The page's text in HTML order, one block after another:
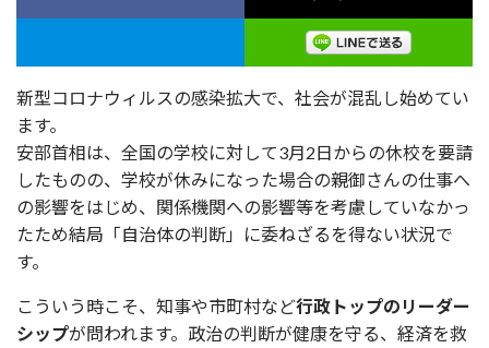
新型コロナウィルスの感染拡大で、社会が混乱し始めてい
ます。
安部首相は、全国の学校に対して3月2日からの休校を要請
したものの、学校が休みになった場合の親御さんの仕事へ
の影響をはじめ、関係機関への影響等を考慮していなかっ
たため結局「自治体の判断」に委ねざるを得ない状況で
す。
こういう時こそ、知事や市町村など行政トップのリーダー
シップが問われます。政治の判断が健康を守る、経済を救